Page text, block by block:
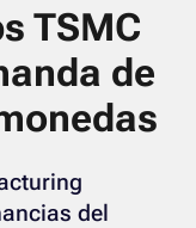
TSMC
de
del